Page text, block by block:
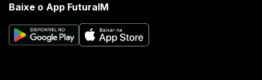
Baixe o App FuturaIM